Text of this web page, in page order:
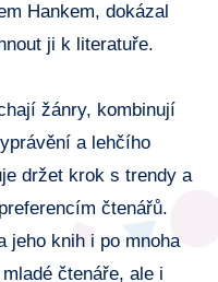
Hankem, dokázal
ji k literatuře.
žánry, kombinují
a lehčího
držet krok s trendy a
čtenářů.
jeho knih i po mnoha
čtenáře, ale i